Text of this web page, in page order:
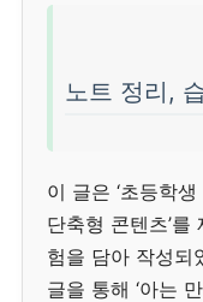
노트 정리,
이 글은 ‘초등학
단축형 콘텐츠’
험을 담아 작성되
글을 통해 ‘아는